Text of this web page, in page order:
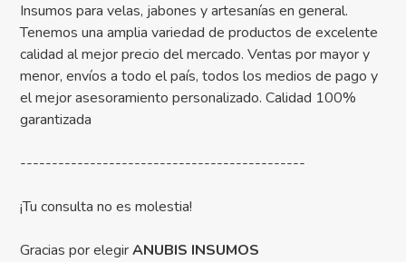
Insumos para velas, jabones y artesanías en general.
Tenemos una amplia variedad de productos de excelente
calidad al mejor precio del mercado. Ventas por mayor y
menor, envíos a todo el país, todos los medios de pago y
el mejor asesoramiento personalizado. Calidad 100%
garantizada
---------------------------------------------
¡Tu consulta no es molestia!
Gracias por elegirANUBIS INSUMOS